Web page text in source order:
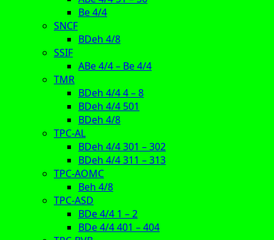
Be 4/4
SNCF
BDeh 4/8
SSIF
ABe 4/4 – Be 4/4
TMR
BDeh 4/4 4 – 8
BDeh 4/4 501
BDeh 4/8
TPC-AL
BDeh 4/4 301 – 302
BDeh 4/4 311 – 313
TPC-AOMC
Beh 4/8
TPC-ASD
BDe 4/4 1 – 2
BDe 4/4 401 – 404